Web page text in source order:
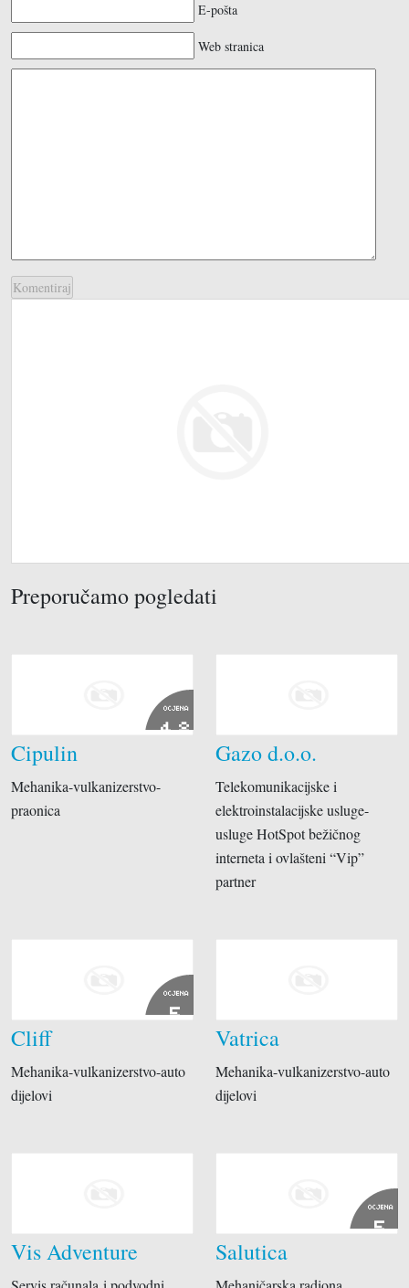
E-pošta
Web stranica
Preporučamo pogledati
OCJENA
4.8
Cipulin
Mehanika-vulkanizerstvo-
praonica
Gazo d.o.o.
Telekomunikacijske i
elektroinstalacijske usluge-
usluge HotSpot bežičnog
interneta i ovlašteni “Vip”
partner
OCJENA
5
Cliff
Mehanika-vulkanizerstvo-auto
dijelovi
Vatrica
Mehanika-vulkanizerstvo-auto
dijelovi
Vis Adventure
OCJENA
5
Salutica